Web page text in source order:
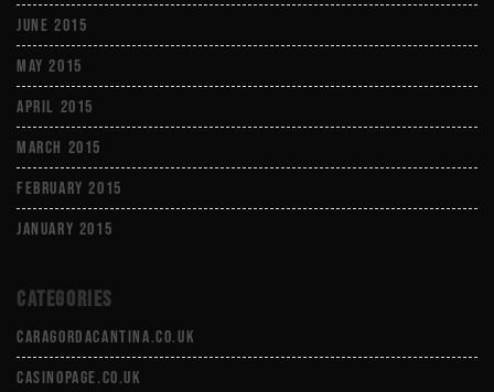
June 2015
May 2015
April 2015
March 2015
February 2015
January 2015
Categories
caragordacantina.co.uk
casinopage.co.uk